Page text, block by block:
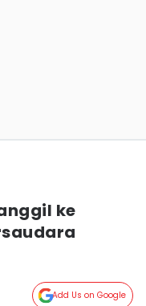
ke
Add Us on Google